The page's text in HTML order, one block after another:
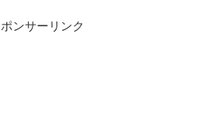
ンサーリンク